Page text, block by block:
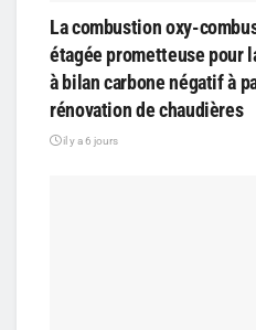
La combustion oxy-
étagée prometteuse pour
à bilan carbone négatif à
rénovation de chaudières
il y a 6 jours